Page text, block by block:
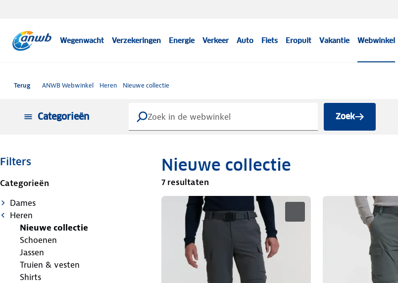
Wegenwacht Verzekeringen Energie Verkeer Auto Fiets Eropuit Vakantie Webwinkel
Terug ANWB Webwinkel Heren Nieuwe collectie
Categorieën Zoek
Filters
Categorieën
Dames
Heren
Nieuwe collectie
Schoenen
Jassen
Truien & vesten
Shirts
Nieuwe collectie
7 resultaten